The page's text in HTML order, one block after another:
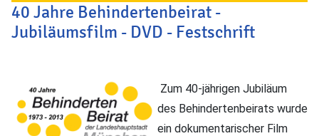
40 Jahre Behindertenbeirat -
Jubiläumsfilm - DVD - Festschrift
Zum 40-jährigen Jubiläum
des Behindertenbeirats wurde
ein dokumentarischer Film